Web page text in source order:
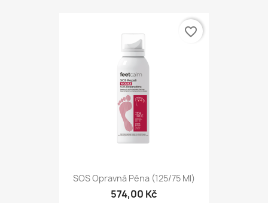
SOS Opravná Pěna (125/75 Ml)
574,00 Kč
favorite_border